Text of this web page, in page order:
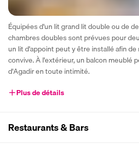
Équipées d'un lit grand lit double ou de
chambres doubles sont prévues pour
un lit d'appoint peut y être installé afin
convive. À l'extérieur, un balcon meublé
d'Agadir en toute intimité.
Plus de détails
Restaurants & Bars